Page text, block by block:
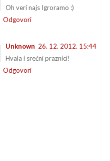
Oh veri najs Igroramo :)
Odgovori
Unknown 26. 12. 2012. 15:44
Hvala i srećni praznici!
Odgovori